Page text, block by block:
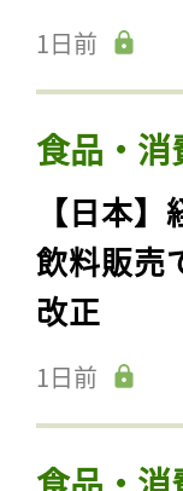
1日前
食品・
【日本
飲料販売
改正
1日前